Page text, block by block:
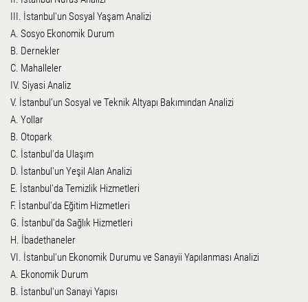
III. İstanbul'un Sosyal Yaşam Analizi
A. Sosyo Ekonomik Durum
B. Dernekler
C. Mahalleler
IV. Siyasi Analiz
V. İstanbul'un Sosyal ve Teknik Altyapı Bakımından Analizi
A. Yollar
B. Otopark
C. İstanbul'da Ulaşım
D. İstanbul'un Yeşil Alan Analizi
E. İstanbul'da Temizlik Hizmetleri
F. İstanbul'da Eğitim Hizmetleri
G. İstanbul'da Sağlık Hizmetleri
H. İbadethaneler
VI. İstanbul'un Ekonomik Durumu ve Sanayii Yapılanması Analizi
A. Ekonomik Durum
B. İstanbul'un Sanayi Yapısı